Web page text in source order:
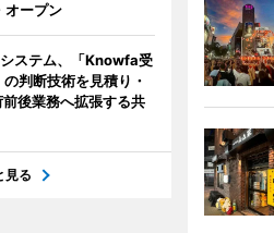
ープン
ステム、「Knowfa受
判断技術を見積り・
後業務へ拡張する共
見る